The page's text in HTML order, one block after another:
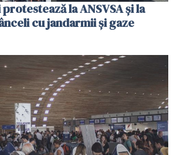
la ANSVSA și la
cu jandarmii și gaze